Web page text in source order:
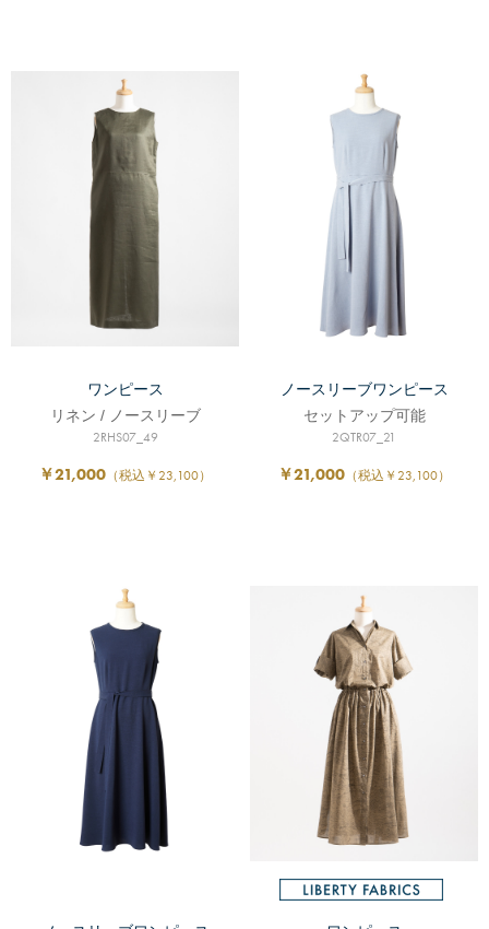
ワンピース
リネン / ノースリーブ
2RHS07_49
￥21,000 （税込￥23,100）
ノースリーブワンピース
セットアップ可能
2QTR07_21
￥21,000 （税込￥23,100）